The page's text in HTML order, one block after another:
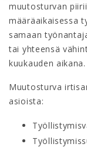
muutosturvan
määräaikaisessa
samaan
tai yhteensä
kuukauden aikana.
Muutosturva
asioista: